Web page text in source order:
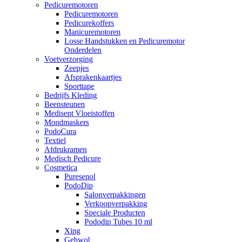
Pedicuremotoren
Pedicuremotoren
Pedicurekoffers
Manicuremotoren
Losse Handstukken en Pedicuremotor
Onderdelen
Voetverzorging
Zeepjes
Afsprakenkaartjes
Sporttape
Bedrijfs Kleding
Beensteunen
Medisept Vloeistoffen
Mondmaskers
PodoCura
Textiel
Afdrukramen
Medisch Pedicure
Cosmetica
Puresenol
PodoDip
Salonverpakkingen
Verkoopverpakking
Speciale Producten
Pododip Tubes 10 ml
Xing
Gehwol